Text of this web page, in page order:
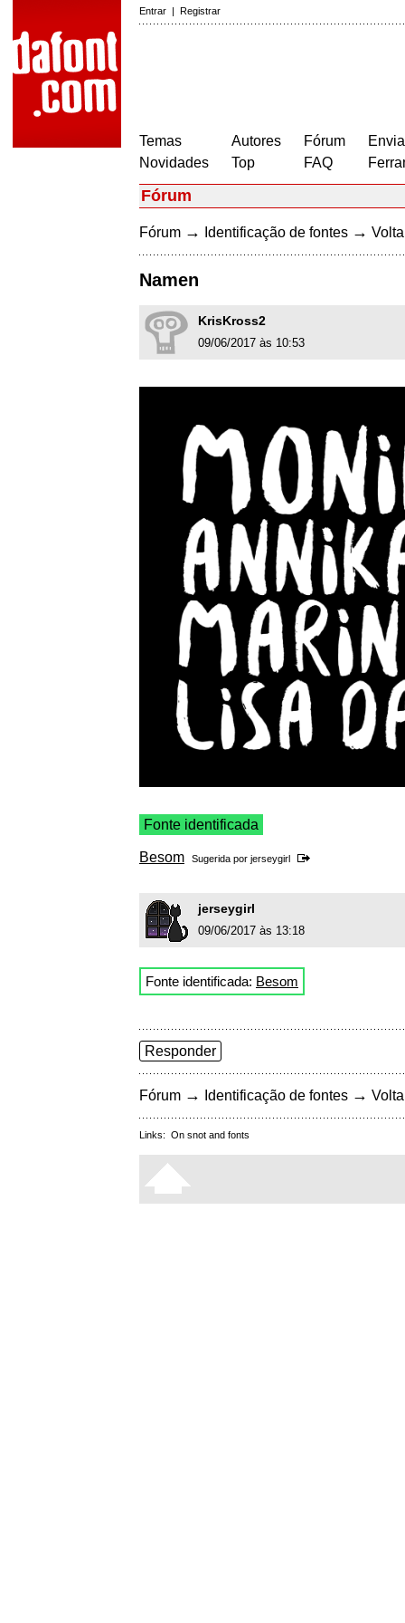
Entrar | Registrar
Temas
Novidades
Autores
Top
Fórum
FAQ
Fórum
Fórum → Identificação de fontes →
Namen
KrisKross2
09/06/2017 às 10:53
Fonte identificada
Besom Sugerida por jerseygirl
jerseygirl
09/06/2017 às 13:18
Fonte identificada: Besom
Responder
Fórum → Identificação de fontes →
Links: On snot and fonts